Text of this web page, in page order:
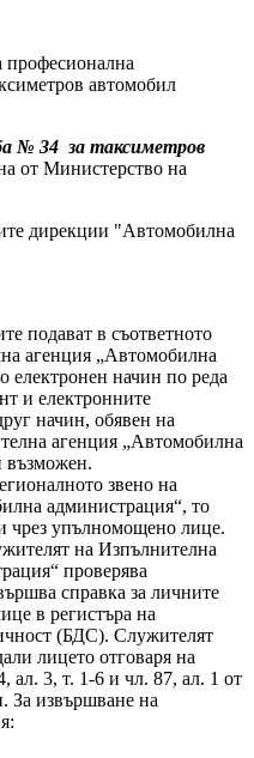
професионална
автомобил
№ 34 за таксиметров
от Министерство на
дирекции "Автомобилна
подават в съответното
агенция „Автомобилна
електронен начин по реда
и електронните
начин, обявен на
агенция „Автомобилна
възможен.
звено на
администрация“, то
чрез упълномощено лице.
на Изпълнителна
проверява
справка за личните
в регистъра на
(БДС). Служителят
лицето отговаря на
ал. 3, т. 1-6 и чл. 87, ал. 1 от
За извършване на